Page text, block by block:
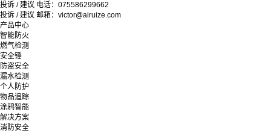
投诉 / 建议 电话：075586299662
投诉 / 建议 邮箱：victor@airuize.com
产品中心
智能防火
燃气检测
安全锤
防盗安全
漏水检测
个人防护
物品追踪
涂鸦智能
解决方案
消防安全